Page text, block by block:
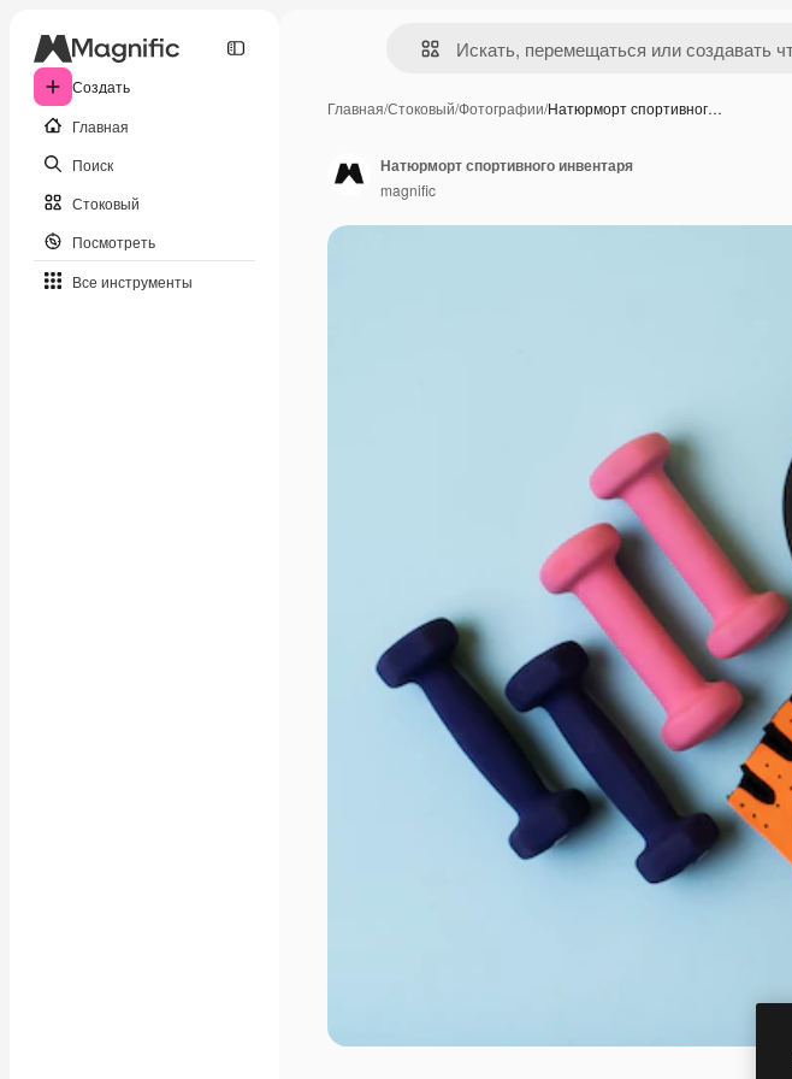
Создать
Главная
Поиск
Стоковый
Посмотреть
Все инструменты
Главная/Стоковый/Фотографии/Натюрморт спортивног…
Натюрморт спортивного инвентаря
magnific